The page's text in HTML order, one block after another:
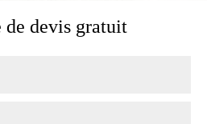
de devis gratuit